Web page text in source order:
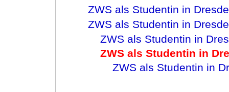
ZWS als Studentin in
ZWS als Studentin in
ZWS als Studentin in
ZWS als Studentin in
ZWS als Studentin in